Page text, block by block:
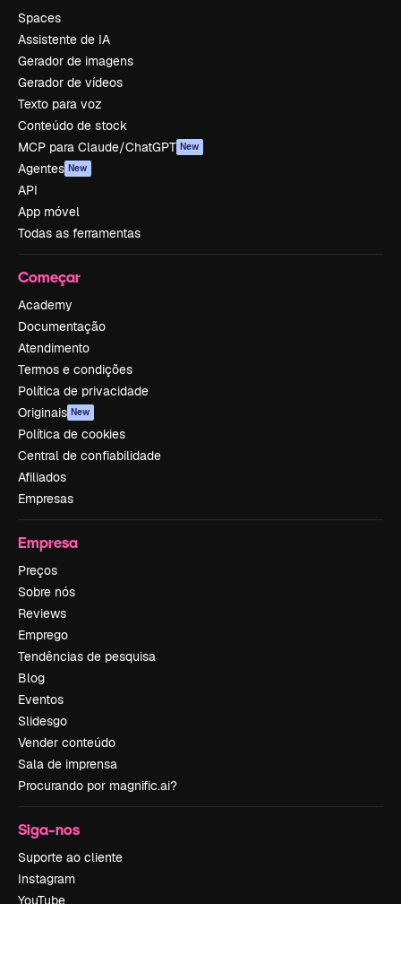
Spaces
Assistente de IA
Gerador de imagens
Gerador de vídeos
Texto para voz
Conteúdo de stock
MCP para Claude/ChatGPT New
Agentes New
API
App móvel
Todas as ferramentas
Começar
Academy
Documentação
Atendimento
Termos e condições
Política de privacidade
Originais New
Política de cookies
Central de confiabilidade
Afiliados
Empresas
Empresa
Preços
Sobre nós
Reviews
Emprego
Tendências de pesquisa
Blog
Eventos
Slidesgo
Vender conteúdo
Sala de imprensa
Procurando por magnific.ai?
Siga-nos
Suporte ao cliente
Instagram
YouTube